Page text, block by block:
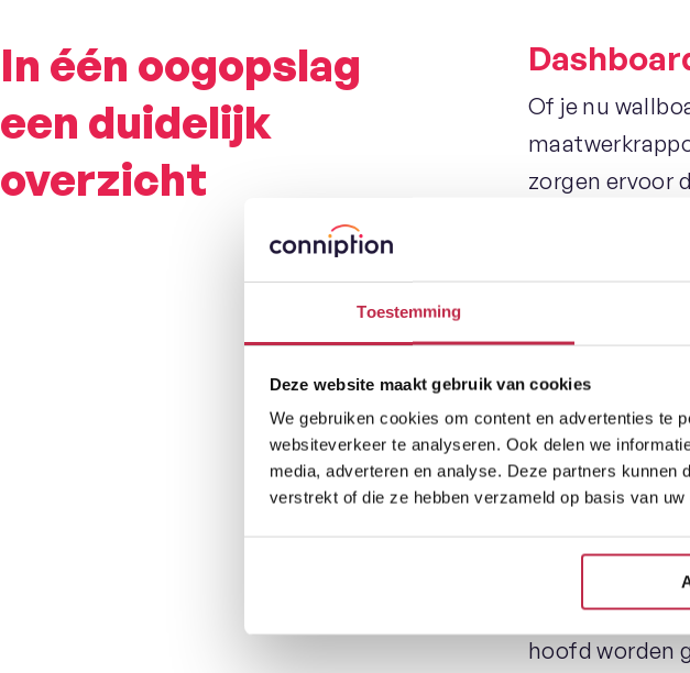
Toestemming
Deze website maakt gebruik van cookies
We gebruiken cookies om content en advertenties te
websiteverkeer te analyseren. Ook delen we
media, adverteren en analyse. Deze partners kunnen
verstrekt of die ze hebben verzameld op basis van
In één oogopslag
een duidelijk
overzicht
Of je nu
zorgen ervoor
beslissingen
bij het
afgestemd
De
Dashboarding
organisatie en
inzichten die
monitoren en
hoofd worden